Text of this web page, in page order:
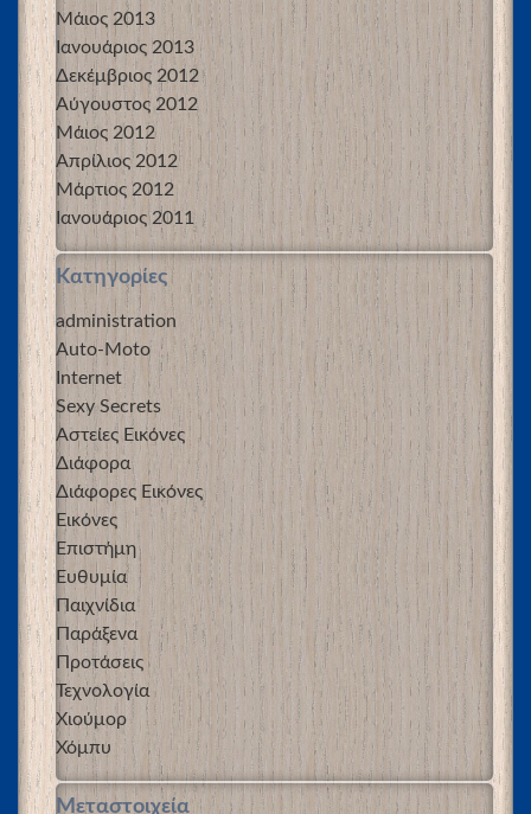
Μάιος 2013
Ιανουάριος 2013
Δεκέμβριος 2012
Αύγουστος 2012
Μάιος 2012
Απρίλιος 2012
Μάρτιος 2012
Ιανουάριος 2011
Kατηγορίες
administration
Auto-Moto
Internet
Sexy Secrets
Αστείες Εικόνες
Διάφορα
Διάφορες Εικόνες
Εικόνες
Επιστήμη
Ευθυμία
Παιχνίδια
Παράξενα
Προτάσεις
Τεχνολογία
Χιούμορ
Χόμπυ
Μεταστοιχεία